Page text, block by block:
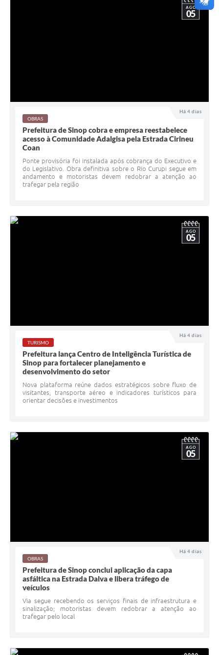
Há 4 dias
AGO
05
OBRAS
Prefeitura de Sinop cobra e empresa reestabelece
acesso à Comunidade Adalgisa pela Estrada Cirineu
Coan
Ponte provisória foi instalada após cobrança do Executivo e
do Legislativo. Obra definitiva sobre o Rio Curupi segue em
andamento e motoristas devem redobrar a atenção ao
trafegar pela região
Há 4 dias
AGO
05
TURISMO
Prefeitura lança Centro de Inteligência Turística de
Sinop para fortalecer planejamento e
desenvolvimento do setor
Nova plataforma reúne dados estratégicos sobre fluxo de
visitantes, transporte aéreo e indicadores turísticos para
orientar decisões e investimentos
Há 4 dias
AGO
05
OBRAS
Prefeitura de Sinop conclui aplicação da capa
asfáltica na Estrada Dalva e libera tráfego de
veículos
Via segue recebendo os serviços finais de infraestrutura e
sinalização; motoristas devem redobrar a atenção ao
trafegar pelo local